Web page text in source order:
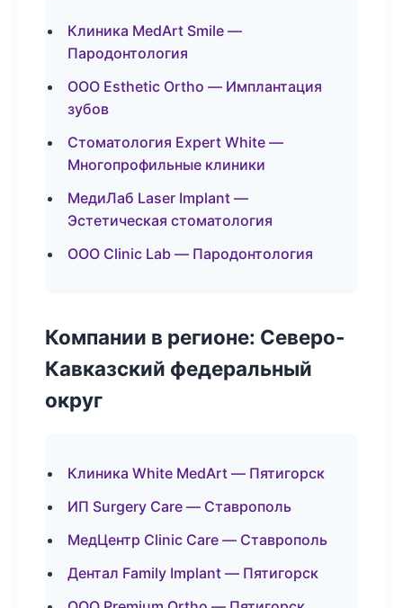
Клиника MedArt Smile —
Пародонтология
ООО Esthetic Ortho — Имплантация
зубов
Стоматология Expert White —
Многопрофильные клиники
МедиЛаб Laser Implant —
Эстетическая стоматология
ООО Clinic Lab — Пародонтология
Компании в регионе: Северо-
Кавказский федеральный
округ
Клиника White MedArt — Пятигорск
ИП Surgery Care — Ставрополь
МедЦентр Clinic Care — Ставрополь
Дентал Family Implant — Пятигорск